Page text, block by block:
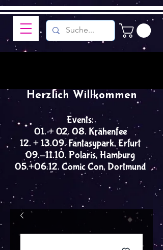
Events:
01. + 02. 08. Krähenfee
12. + 13.09. Fantasypark, Erfurt
09.-11.10. Polaris, Hamburg
05.+06.12. Comic Con, Dortmund
Herzlich Willkommen